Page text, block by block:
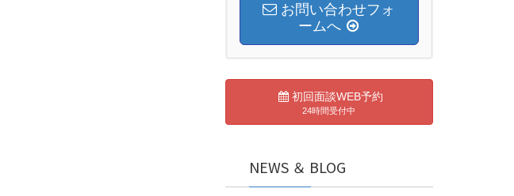
お問い合わせフォ
ームへ
初回面談WEB予約
24時間受付中
NEWS ＆ BLOG